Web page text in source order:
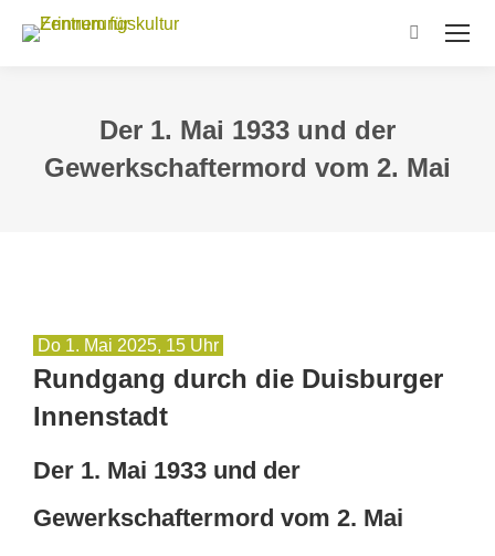
Search:
Der 1. Mai 1933 und der
Gewerkschaftermord vom 2. Mai
Do 1. Mai 2025, 15 Uhr
Rundgang durch die Duisburger
Innenstadt
Der 1. Mai 1933 und der
Gewerkschaftermord vom 2. Mai